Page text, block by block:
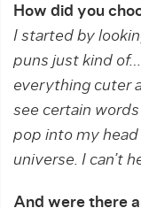
How did you
I started by
puns just kind
everything cuter
see certain
pop into my head
universe. I can’t
And were there